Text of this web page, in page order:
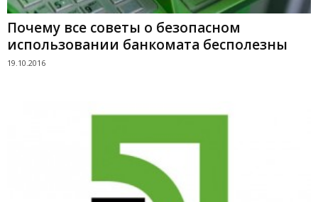
Почему все советы о безопасном
использовании банкомата бесполезны
19.10.2016